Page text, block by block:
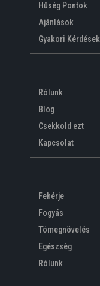
Hűség Pontok
Ajánlások
Gyakori Kérdések
Rólunk
Blog
Csekkold ezt
Kapcsolat
Fehérje
Fogyás
Tömegnövelés
Egészség
Rólunk